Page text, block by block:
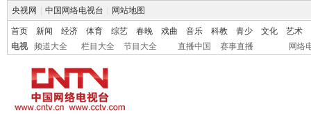
央视网 中国网络电视台 网站地图
首页 新闻 经济 体育 综艺 春晚 戏曲 音乐 科教 青少 文化
艺术
电视
频道大全 栏目大全 节目大全 直播中国 赛事直播 网络